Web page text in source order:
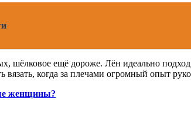
шёлковое ещё дороже. Лён идеально
вязать, когда за плечами огромный опыт
женщины?